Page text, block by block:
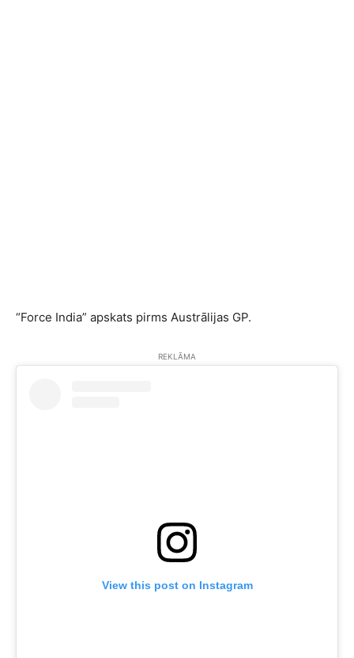
“Force India” apskats pirms Austrālijas GP.
REKLĀMA
View this post on Instagram